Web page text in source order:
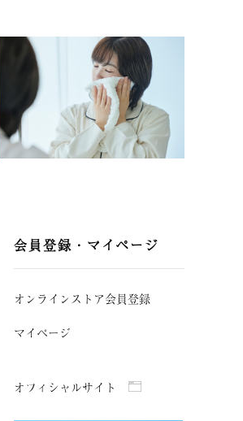
会員登録・マイページ
オンラインストア会員登録
マイページ
オフィシャルサイト